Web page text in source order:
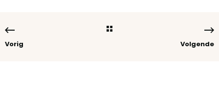
Vorig Volgende